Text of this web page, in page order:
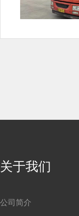
关于我们
公司简介